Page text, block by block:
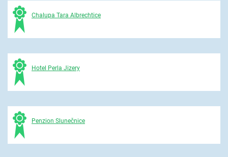
Chalupa Tara Albrechtice
Hotel Perla Jizery
Penzion Slunečnice